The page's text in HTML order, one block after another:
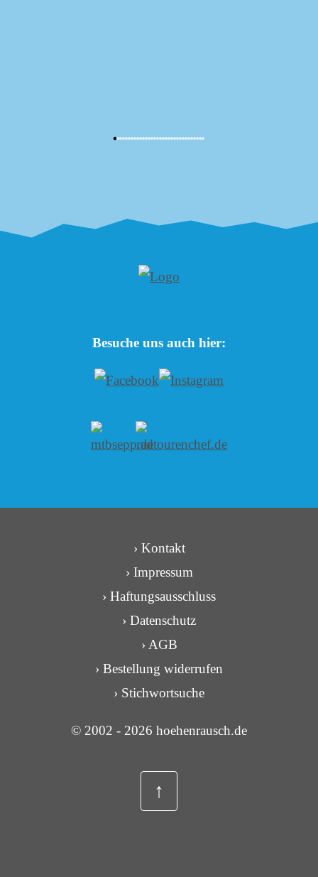
Besuche uns auch hier:
› Kontakt
› Impressum
› Haftungsausschluss
› Datenschutz
› AGB
› Bestellung widerrufen
› Stichwortsuche
© 2002 - 2026 hoehenrausch.de
↑